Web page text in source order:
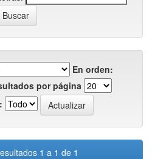
En orden:
por página
1 a 1 de 1